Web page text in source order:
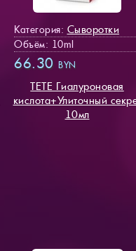
Категория: Сыворотки
Объём: 10ml
66.30 BYN
TETE Гиалуроновая
кислота+Улиточный
10мл